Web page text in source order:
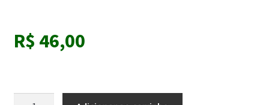
R$ 46,00